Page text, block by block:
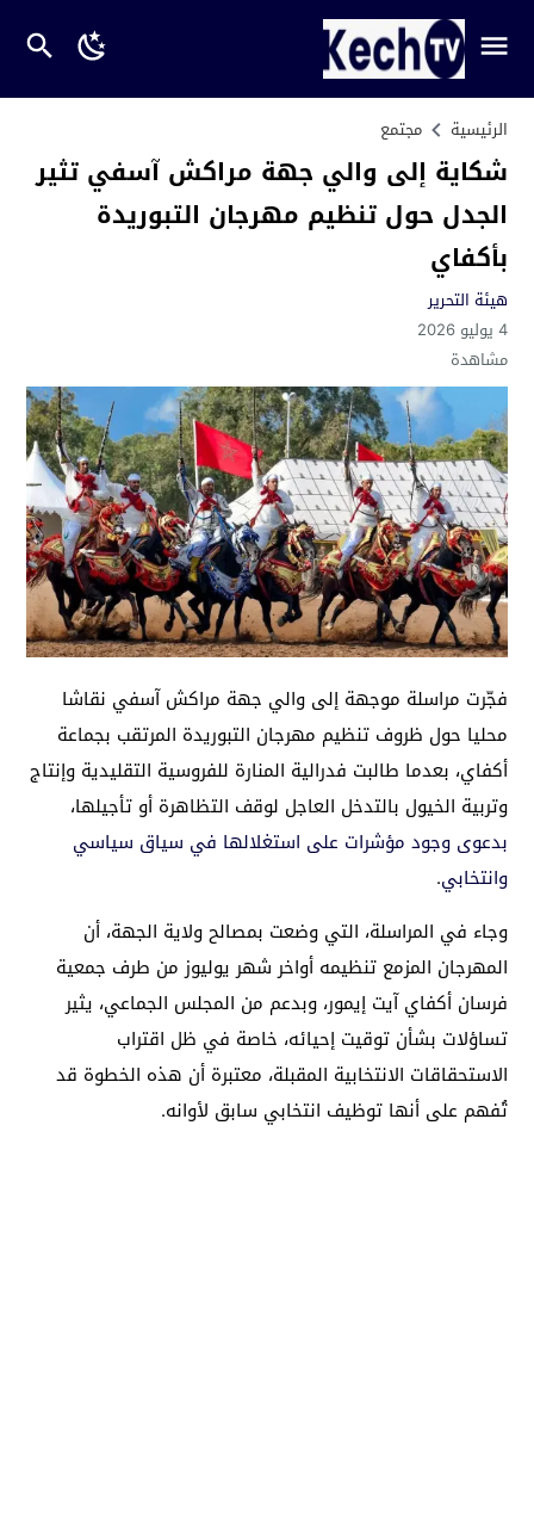
الرئيسية مجتمع
شكاية إلى والي جهة مراكش آسفي تثير
الجدل حول تنظيم مهرجان التبوريدة
بأكفاي
هيئة التحرير
4 يوليو 2026
مشاهدة
فجّرت مراسلة موجهة إلى والي جهة مراكش آسفي نقاشا
محليا حول ظروف تنظيم مهرجان التبوريدة المرتقب بجماعة
أكفاي، بعدما طالبت فدرالية المنارة للفروسية التقليدية وإنتاج
وتربية الخيول بالتدخل العاجل لوقف التظاهرة أو تأجيلها،
بدعوى وجود مؤشرات على استغلالها في سياق سياسي
وانتخابي.
وجاء في المراسلة، التي وضعت بمصالح ولاية الجهة، أن
المهرجان المزمع تنظيمه أواخر شهر يوليوز من طرف جمعية
فرسان أكفاي آيت إيمور، وبدعم من المجلس الجماعي، يثير
تساؤلات بشأن توقيت إحيائه، خاصة في ظل اقتراب
الاستحقاقات الانتخابية المقبلة، معتبرة أن هذه الخطوة قد
تُفهم على أنها توظيف انتخابي سابق لأوانه.